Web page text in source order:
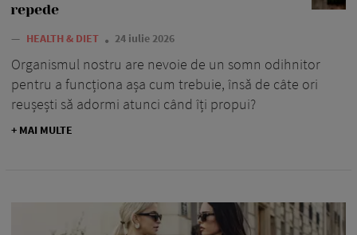
repede
— HEALTH & DIET 24 iulie 2026
Organismul nostru are nevoie de un somn odihnitor
pentru a funcționa așa cum trebuie, însă de câte ori
reușești să adormi atunci când îți propui?
+ MAI MULTE